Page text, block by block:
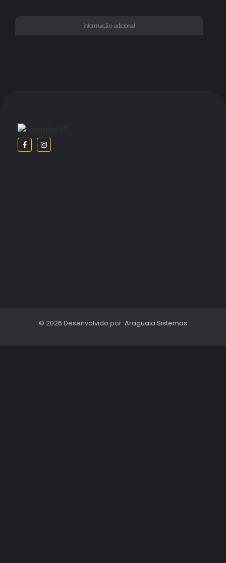
Informação adicional
© 2026 Desenvolvido por Araguaia Sistemas